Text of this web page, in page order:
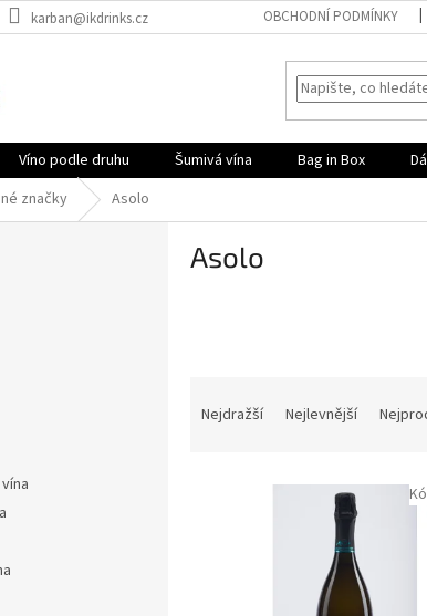
karban@ikdrinks.cz OBCHODNÍ PODMÍNKY
Víno podle druhu Šumivá vína Bag in Box
značky Asolo
Asolo
Nejdražší Nejlevnější